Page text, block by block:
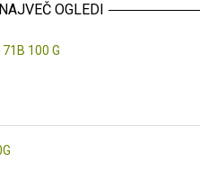
OGLEDI
71B 100 G